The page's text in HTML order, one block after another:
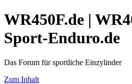
WR450F.de |
Sport-Enduro.de
Das Forum für sportliche Einzylinder
Zum Inhalt